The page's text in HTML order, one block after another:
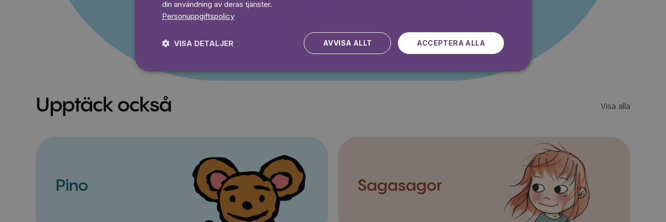
Kampanjen gäller nya kunder fram till och med 2026-08-24
Upptäck också Visa alla
Pino Sagasagor
din användning av deras tjänster.
Personuppgiftspolicy
ACCEPTERA ALLA
AVVISA ALLT
VISA DETALJER